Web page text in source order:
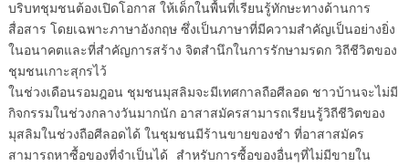
บริบทชุมชนต้องเปิดโอกาส ให้เด็กในพื้นที่เรียนรู้ทักษะทางด้านการ
สื่อสาร โดยเฉพาะภาษาอังกฤษ ซึ่งเป็นภาษาที่มีความสำคัญเป็นอย่างยิ่ง
ในอนาคตและที่สำคัญการสร้าง จิตสำนึกในการรักษามรดก วิถีชีวิตของ
ชุมชนเกาะสุกรไว้
ในช่วงเดือนรอมฎอน ชุมชนมุสลิมจะมีเทศกาลถือศีลอด ชาวบ้านจะไม่มี
กิจกรรมในช่วงกลางวันมากนัก อาสาสมัครสามารถเรียนรู้วิถีชีวิตของ
มุสลิมในช่วงถือศีลอดได้ ในชุมชนมีร้านขายของชำ ที่อาสาสมัคร
สามารถหาซื้อของที่จำเป็นได้ สำหรับการซื้อของอื่นๆที่ไม่มีขายใน